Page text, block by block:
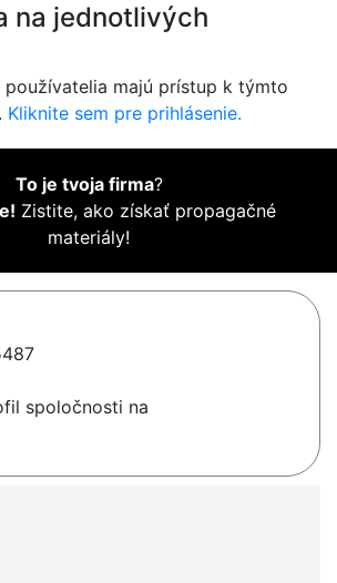
na jednotlivých
používatelia majú prístup k týmto
Kliknite sem pre prihlásenie.
To je tvoja firma?
Zistite, ako získať propagačné
materiály!
spoločnosti na